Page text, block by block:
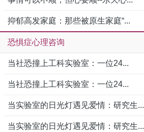
抑郁高发家庭：那些被原生家庭“...
恐惧症心理咨询
当社恐撞上工科实验室：一位24...
当社恐撞上工科实验室：一位24...
当实验室的日光灯遇见爱情：研究生...
当实验室的日光灯遇见爱情：研究生...